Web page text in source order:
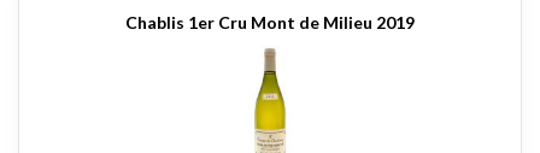
Chablis 1er Cru Mont de Milieu 2019